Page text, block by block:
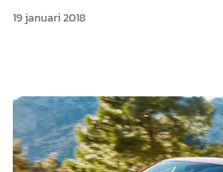
19 januari 2018